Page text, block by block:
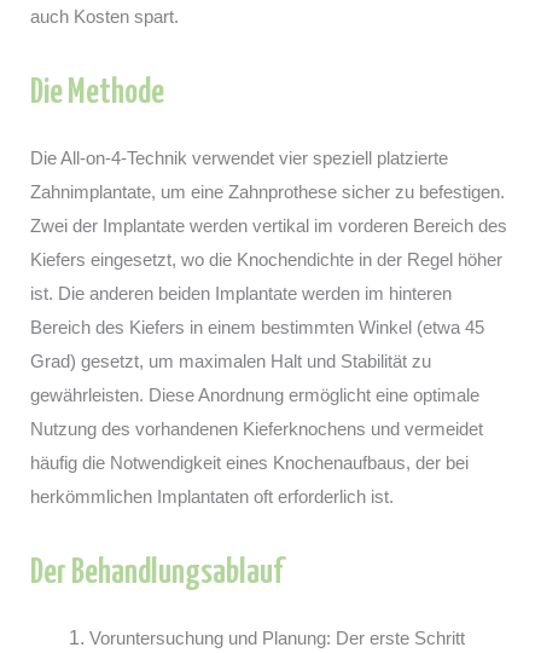
auch Kosten spart.
Die Methode
Die All-on-4-Technik verwendet vier speziell platzierte
Zahnimplantate, um eine Zahnprothese sicher zu befestigen.
Zwei der Implantate werden vertikal im vorderen Bereich des
Kiefers eingesetzt, wo die Knochendichte in der Regel höher
ist. Die anderen beiden Implantate werden im hinteren
Bereich des Kiefers in einem bestimmten Winkel (etwa 45
Grad) gesetzt, um maximalen Halt und Stabilität zu
gewährleisten. Diese Anordnung ermöglicht eine optimale
Nutzung des vorhandenen Kieferknochens und vermeidet
häufig die Notwendigkeit eines Knochenaufbaus, der bei
herkömmlichen Implantaten oft erforderlich ist.
Der Behandlungsablauf
Voruntersuchung und Planung: Der erste Schritt